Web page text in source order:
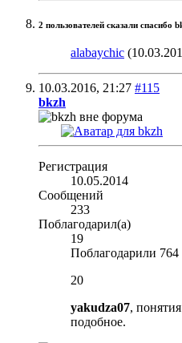
2 пользователей сказали cпасибо
alabaychic
10.03.2016, 21:27 #115
bkzh
Регистрация
10.05.2014
Сообщений
233
Поблагодарил(а)
19
Поблагодарили 764
20
yakudza07,
подобное.